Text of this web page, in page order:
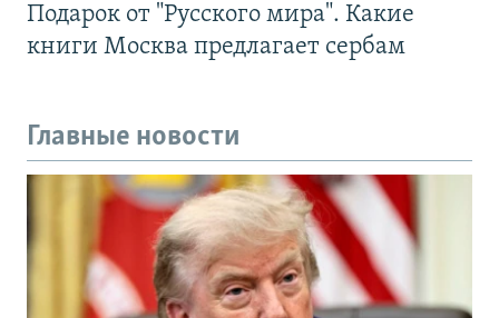
Подарок от "Русского мира". Какие
книги Москва предлагает сербам
Главные новости